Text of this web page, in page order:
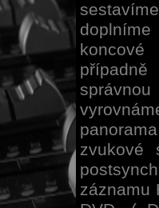
zvukové
záznamu